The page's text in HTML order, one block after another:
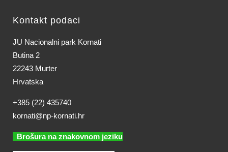
Kontakt podaci
JU Nacionalni park Kornati
Butina 2
22243 Murter
Hrvatska
+385 (22) 435740
kornati@np-kornati.hr
Brošura na znakovnom jeziku